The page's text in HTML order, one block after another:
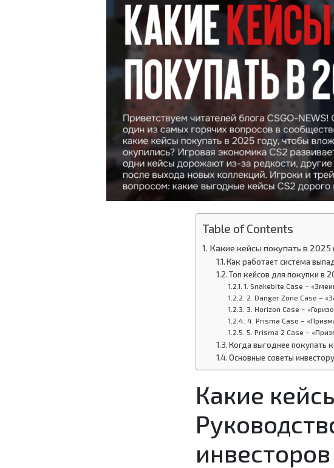
Table of Contents
Какие кейсы покупать в 2025
Как работает система
Топ кейсов для покупки в
1. Snakebite Case –
2. Danger Zone Case –
3. Horizon Case –
4. Prisma Case –
5. Prisma 2 Case –
Когда выгоднее покупать
Основные советы инвестору
Какие
инвесторов